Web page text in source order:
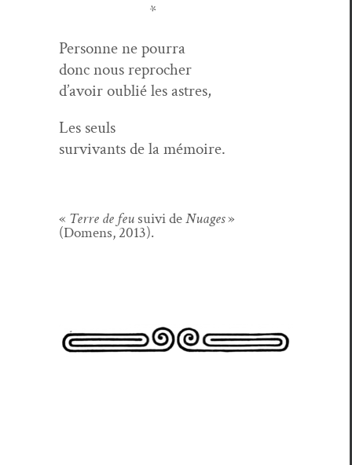
*
Per­son­ne ne pourra
donc nous reprocher
d’avoir oublié les astres,
Les seuls
sur­vivants de la mémoire.
« Terre de feusuivi deNuages»
(Domens, 2013).